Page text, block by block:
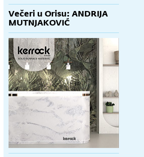
Večeri u Orisu: ANDRIJA
MUTNJAKOVIĆ